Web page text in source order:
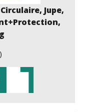
Jupe,